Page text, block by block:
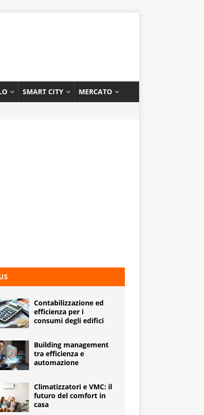
SMART CITY MERCATO
Contabilizzazione ed
efficienza per i
consumi degli edifici
Building management
tra efficienza e
automazione
Climatizzatori e VMC: il
futuro del comfort in
casa